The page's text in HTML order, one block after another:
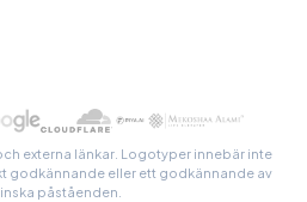
externa länkar. Logotyper innebär inte
godkännande eller ett godkännande av
påståenden.